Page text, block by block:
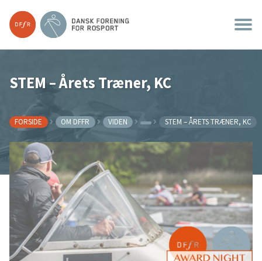
STEM – Årets Træner, KC
FORSIDE OM DFFR VIDEN STEM – ÅRETS TRÆNER, KC